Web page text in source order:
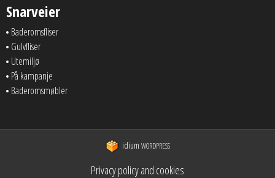
Snarveier
Baderomsfliser
Gulvfliser
Utemiljø
På kampanje
Baderomsmøbler
idium WORDPRESS
Privacy policy and cookies